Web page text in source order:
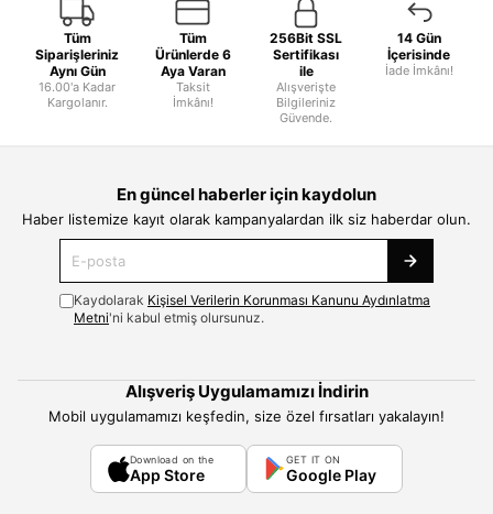
Tüm
Siparişleriniz
Aynı Gün
16.00'a Kadar
Kargolanır.
Tüm
Ürünlerde 6
Aya Varan
Taksit
İmkânı!
256Bit SSL
Sertifikası
ile
Alışverişte
Bilgileriniz
Güvende.
14 Gün
İçerisinde
İade İmkânı!
En güncel haberler için kaydolun
Haber listemize kayıt olarak kampanyalardan ilk siz haberdar olun.
Kaydolarak Kişisel Verilerin Korunması Kanunu Aydınlatma
Metni'ni kabul etmiş olursunuz.
Alışveriş Uygulamamızı İndirin
Mobil uygulamamızı keşfedin, size özel fırsatları yakalayın!
Download on the
App Store
GET IT ON
Google Play